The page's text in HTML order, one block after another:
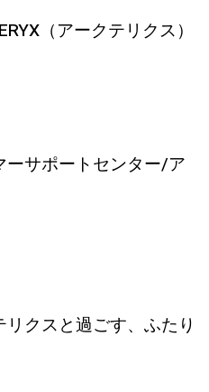
（アークテリクス）
ーサポートセンター/ア
リクスと過ごす、ふたり